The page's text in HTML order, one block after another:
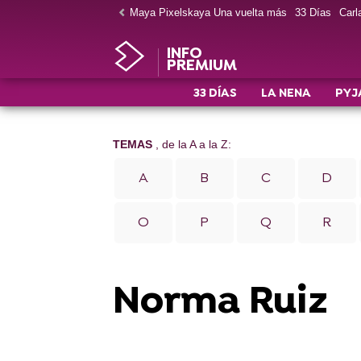
Maya Pixelskaya Una vuelta más 33 Días
INFO
PREMIUM
33 DÍAS LA NENA
TEMAS , de la A a la Z:
A B C D
O P Q R
Norma Ruiz